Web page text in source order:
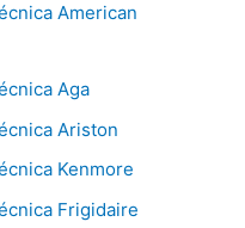
American
Aga
Ariston
Kenmore
Frigidaire